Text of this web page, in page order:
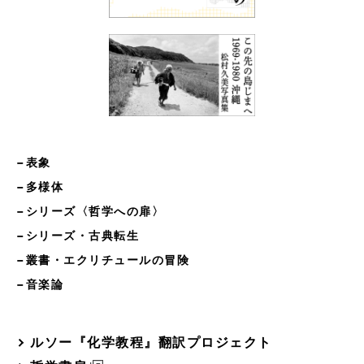
−表象
−多様体
−シリーズ〈哲学への扉〉
−シリーズ・古典転生
−叢書・エクリチュールの冒険
−音楽論
ルソー『化学教程』翻訳プロジェクト